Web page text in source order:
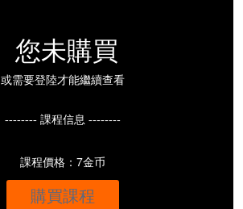
您未購買
或需要登陸才能繼續查看
-------- 課程信息 --------
課程價格：7金币
購買課程